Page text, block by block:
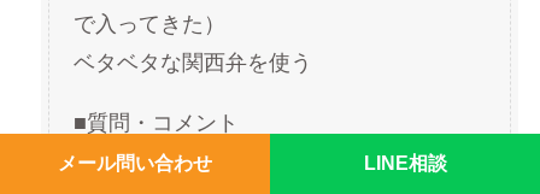
で入ってきた）
ベタベタな関西弁を使う
■質問・コメント
押し入れが広い
メール問い合わせ LINE相談